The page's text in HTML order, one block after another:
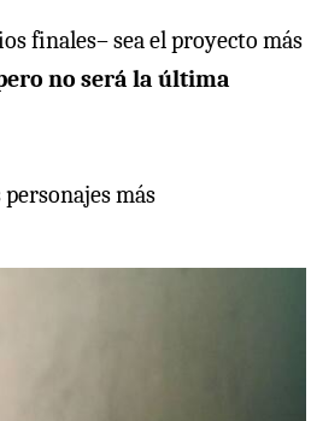
finales– sea el proyecto más
no será la última
más